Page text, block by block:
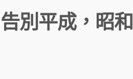
告別平成，昭